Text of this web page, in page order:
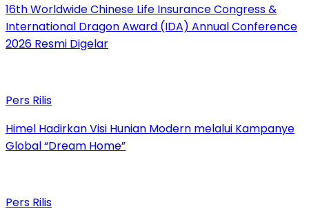
16th Worldwide Chinese Life Insurance Congress &
International Dragon Award (IDA) Annual Conference
2026 Resmi Digelar
Pers Rilis
Himel Hadirkan Visi Hunian Modern melalui Kampanye
Global “Dream Home”
Pers Rilis